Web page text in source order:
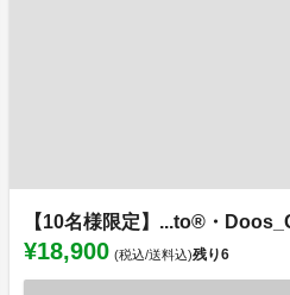
【10名様限定】...to®・
¥18,900 (税込/送料込)残り6